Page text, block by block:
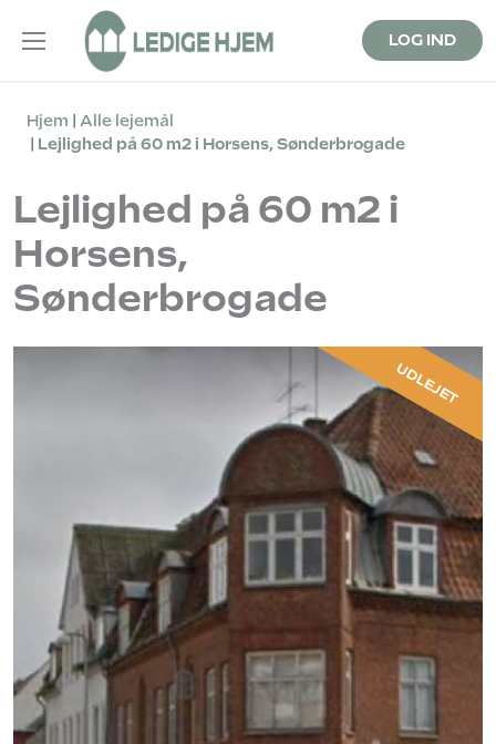
LOG IND
Hjem
Alle lejemål
Lejlighed på 60 m2 i Horsens, Sønderbrogade
Lejlighed på 60 m2 i
Horsens,
Sønderbrogade
UDLEJET